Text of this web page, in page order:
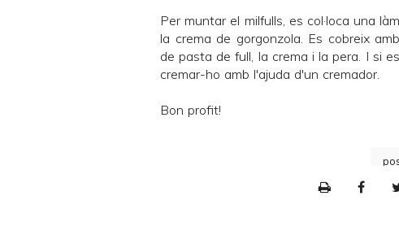
Per muntar el milfulls, es col·loca una
la crema de gorgonzola. Es cobreix
de pasta de full, la crema i la pera. I si
cremar-ho amb l'ajuda d'un cremador.
Bon profit!